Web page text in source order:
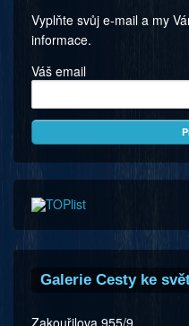
Vyplňte svůj e-mail a my
informace.
Váš email
Galerie Cesty ke